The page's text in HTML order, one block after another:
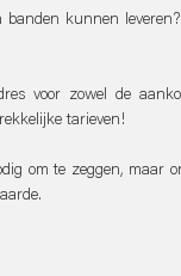
kunnen
voor zowel de
tarieven!
om te zeggen, maar